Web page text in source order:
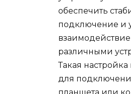
обеспечить
подключение и
различными
Такая
для
планшета или